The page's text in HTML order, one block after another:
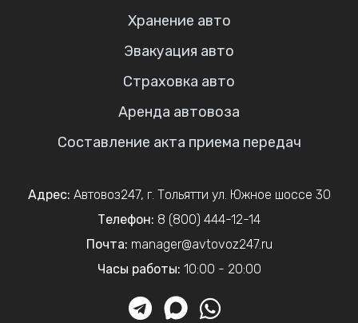
Хранение авто
Эвакуация авто
Страховка авто
Аренда автовоза
Составление акта приема передач
Адрес: Автовоз247, г. Тольятти ул. Южное шоссе 30
Телефон: 8 (800) 444-12-14
Почта: manager@avtovoz247.ru
Часы работы: 10:00 - 20:00